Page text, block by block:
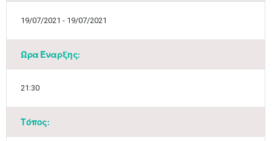
19/07/2021 - 19/07/2021
Ώρα Έναρξης:
21:30
Τόπος: